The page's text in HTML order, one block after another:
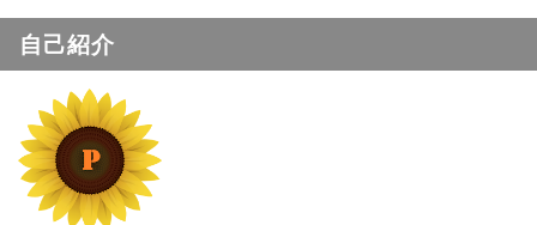
自己紹介